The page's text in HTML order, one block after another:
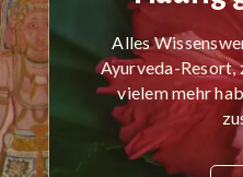
Alles
Ayurveda-Resort,
vielem mehr